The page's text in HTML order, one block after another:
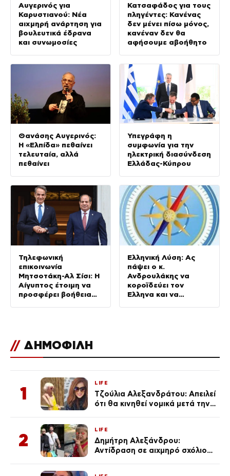
Αυγερινός για
Καρυστιανού: Νέα
αιχμηρή ανάρτηση για
βουλευτικά έδρανα
και συνωμοσίες
Κατσαφάδος για τους
πληγέντες: Κανένας
δεν μένει πίσω μόνος,
κανέναν δεν θα
αφήσουμε αβοήθητο
Θανάσης Αυγερινός:
Η «Ελπίδα» πεθαίνει
τελευταία, αλλά
πεθαίνει
Υπεγράφη η
συμφωνία για την
ηλεκτρική διασύνδεση
Ελλάδας-Κύπρου
Τηλεφωνική
επικοινωνία
Μητσοτάκη-Αλ Σίσι: Η
Αίγυπτος έτοιμη να
προσφέρει βοήθεια
Ελληνική Λύση: Ας
πάψει ο κ.
Ανδρουλάκης να
κοροϊδεύει τον
Έλληνα και να
// ΔΗΜΟΦΙΛΗ
1
LIFE
Τζούλια Αλεξανδράτου: Απειλεί
ότι θα κινηθεί νομικά μετά την
2
LIFE
Δημήτρη Αλεξάνδρου:
Αντίδραση σε αιχμηρό σχόλιο